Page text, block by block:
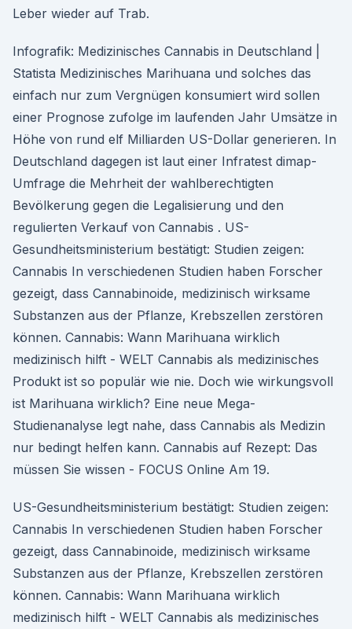
Leber wieder auf Trab.
Infografik: Medizinisches Cannabis in Deutschland |
Statista Medizinisches Marihuana und solches das
einfach nur zum Vergnügen konsumiert wird sollen
einer Prognose zufolge im laufenden Jahr Umsätze in
Höhe von rund elf Milliarden US-Dollar generieren. In
Deutschland dagegen ist laut einer Infratest dimap-
Umfrage die Mehrheit der wahlberechtigten
Bevölkerung gegen die Legalisierung und den
regulierten Verkauf von Cannabis . US-
Gesundheitsministerium bestätigt: Studien zeigen:
Cannabis In verschiedenen Studien haben Forscher
gezeigt, dass Cannabinoide, medizinisch wirksame
Substanzen aus der Pflanze, Krebszellen zerstören
können. Cannabis: Wann Marihuana wirklich
medizinisch hilft - WELT Cannabis als medizinisches
Produkt ist so populär wie nie. Doch wie wirkungsvoll
ist Marihuana wirklich? Eine neue Mega-
Studienanalyse legt nahe, dass Cannabis als Medizin
nur bedingt helfen kann. Cannabis auf Rezept: Das
müssen Sie wissen - FOCUS Online Am 19.
US-Gesundheitsministerium bestätigt: Studien zeigen:
Cannabis In verschiedenen Studien haben Forscher
gezeigt, dass Cannabinoide, medizinisch wirksame
Substanzen aus der Pflanze, Krebszellen zerstören
können. Cannabis: Wann Marihuana wirklich
medizinisch hilft - WELT Cannabis als medizinisches